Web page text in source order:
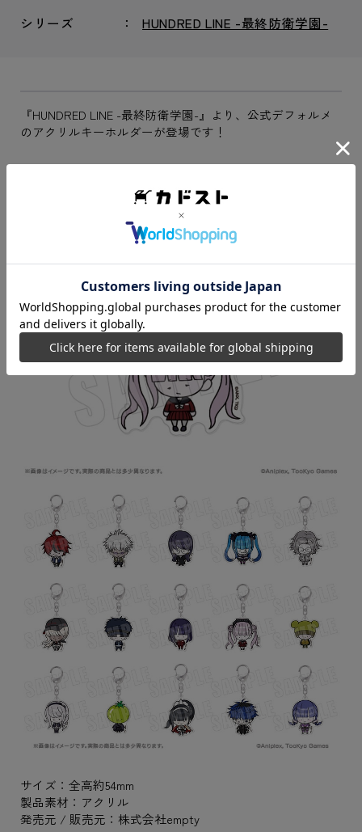
シリーズ HUNDRED LINE -最終防衛学園-
『HUNDRED LINE -最終防衛学園-』より、公式デフォルメ
のアクリルキーホルダーが登場です！
サイズ：全高約54mm
製品素材：アクリル
発売元 / 販売元：株式会社empty